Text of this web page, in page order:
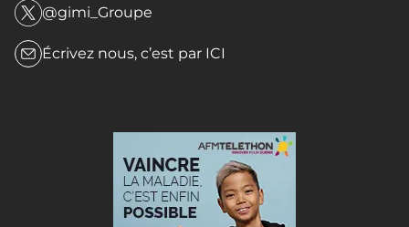
@gimi_Groupe
Écrivez nous, c’est par ICI